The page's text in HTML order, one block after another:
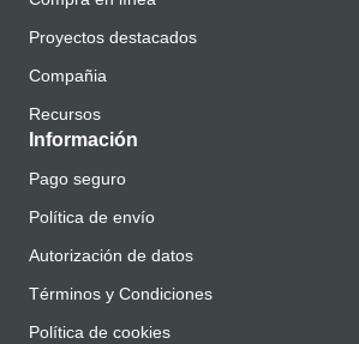
Proyectos destacados
Compañia
Recursos
Información
Pago seguro
Política de envío
Autorización de datos
Términos y Condiciones
Política de cookies